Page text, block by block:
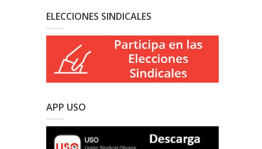
ELECCIONES SINDICALES
APP USO